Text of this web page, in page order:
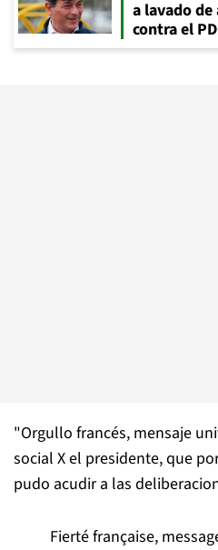
a lavado
contra el
"Orgullo francés, mensaje
social X el presidente, que
pudo acudir a las
Fierté française,